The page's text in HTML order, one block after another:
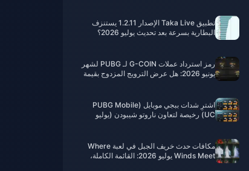
تطبيق Taka Live الإصدار 1.2.11 يستنزف
البطارية بسرعة بعد تحديث يوليو 2026؟
رمز استرداد عملات G-COIN لـ PUBG لشهر
يونيو 2026: هل عرض الترويج المزدوج بقيمة
اشترِ شدات ببجي موبايل (PUBG Mobile
UC) رخيصة لتعاون ناروتو شيبودن (يوليو
مکافات حدث خريف الجبل في لعبة Where
Winds Meet يوليو 2026: القائمة الكاملة،